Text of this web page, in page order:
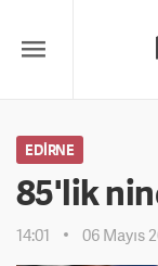
EDIRNE
85'lik
14:01 06 Mayıs